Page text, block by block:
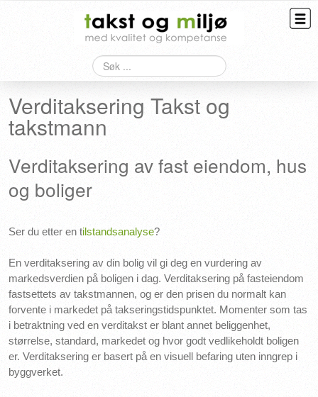
Bygningskontroll
Overtagelse
HMS
Kontakt
Søk
Verditaksering Takst og
takstmann
Verditaksering av fast eiendom, hus
og boliger
Ser du etter en tilstandsanalyse?
En verditaksering av din bolig vil gi deg en vurdering av
markedsverdien på boligen i dag. Verditaksering på fasteiendom
fastsettets av takstmannen, og er den prisen du normalt kan
forvente i markedet på takseringstidspunktet. Momenter som tas
i betraktning ved en verditakst er blant annet beliggenhet,
størrelse, standard, markedet og hvor godt vedlikeholdt boligen
er. Verditaksering er basert på en visuell befaring uten inngrep i
byggverket.